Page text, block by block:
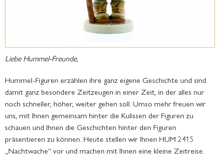
Liebe Hummel-Freunde,
Hummel-Figuren erzählen ihre ganz eigene Geschichte und sind
damit ganz besondere Zeitzeugen in einer Zeit, in der alles nur
noch schneller, höher, weiter gehen soll. Umso mehr freuen wir
uns, mit Ihnen gemeinsam hinter die Kulissen der Figuren zu
schauen und Ihnen die Geschichten hinter den Figuren
präsentieren zu können. Heute stellen wir Ihnen HUM 2415
„Nachtwache“ vor und machen mit Ihnen eine kleine Zeitreise.